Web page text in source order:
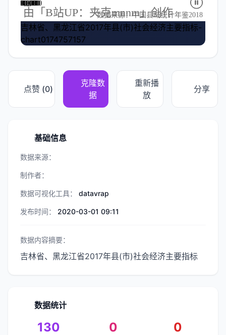
吉林省、黑龙江省2017年县(市)社会经济主要指标-
chart0174757157
点赞 (0)
克隆数
据
重新播
放
分享
基础信息
数据来源：
制作者：
数据可视化工具： datavrap
发布时间： 2020-03-01 09:11
数据内容摘要：
吉林省、黑龙江省2017年县(市)社会经济主要指标
数据统计
130 0 0